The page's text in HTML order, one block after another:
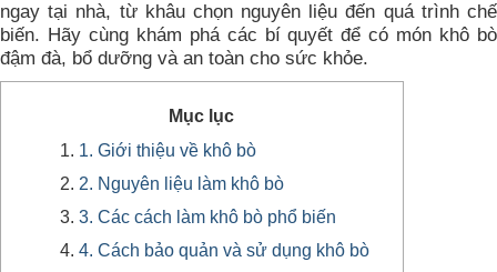
ngay tại nhà, từ khâu chọn nguyên liệu đến quá trình chế
biến. Hãy cùng khám phá các bí quyết để có món khô bò
đậm đà, bổ dưỡng và an toàn cho sức khỏe.
Mục lục
1. Giới thiệu về khô bò
2. Nguyên liệu làm khô bò
3. Các cách làm khô bò phổ biến
4. Cách bảo quản và sử dụng khô bò